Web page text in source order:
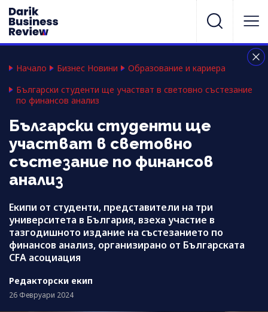
Начало Бизнес Новини
Образование и кариера
Български студенти ще участват в световно състезание
по финансов анализ
Български студенти ще
участват в световно
състезание по финансов
анализ
Екипи от студенти, представители на три
университета в България, взеха участие в
тазгодишното издание на състезанието по
финансов анализ, организирано от Българската
CFA асоциация
Редакторски екип
26 Февруари 2024